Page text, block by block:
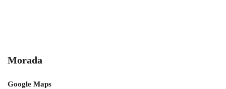
Morada
Google Maps